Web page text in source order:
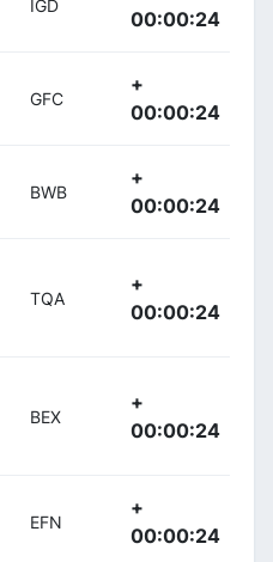
IGD
00:00:24
GFC
+
00:00:24
BWB
+
00:00:24
TQA
+
00:00:24
BEX
+
00:00:24
EFN
+
00:00:24